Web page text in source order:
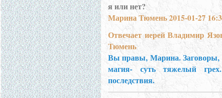
я или нет?
Марина Тюмень 2015-01-27
Отвечает иерей Владимир
Тюмень
Вы правы, Марина. Заговоры,
магия- суть тяжелый
последствия.